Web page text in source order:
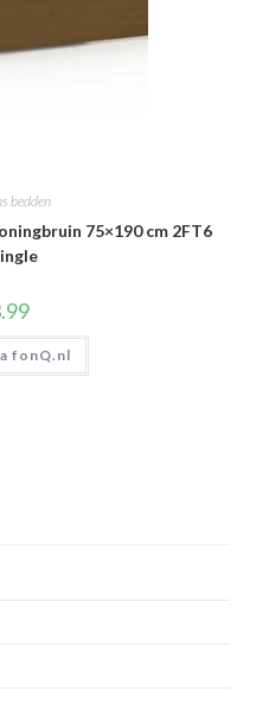
bedden
75×190 cm 2FT6
fonQ.nl